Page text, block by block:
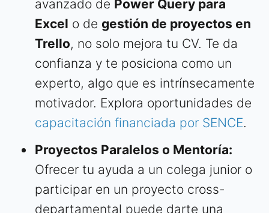
avanzado de Power Query para
Excel o de gestión de proyectos en
Trello, no solo mejora tu CV. Te da
confianza y te posiciona como un
experto, algo que es intrínsecamente
motivador. Explora oportunidades de
capacitación financiada por SENCE.
Proyectos Paralelos o Mentoría:
Ofrecer tu ayuda a un colega junior o
participar en un proyecto cross-
departamental puede darte una